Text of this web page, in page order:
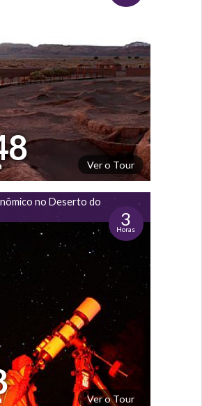
Ver o Tour
no Deserto do
3
Horas
Ver o Tour